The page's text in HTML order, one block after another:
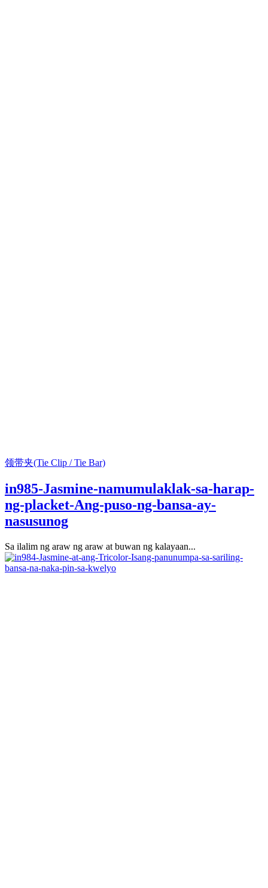
领带夹(Tie Clip / Tie Bar)
in985-Jasmine-namumulaklak-sa-harap-
ng-placket-Ang-puso-ng-bansa-ay-
nasusunog
Sa ilalim ng araw ng araw at buwan ng kalayaan...